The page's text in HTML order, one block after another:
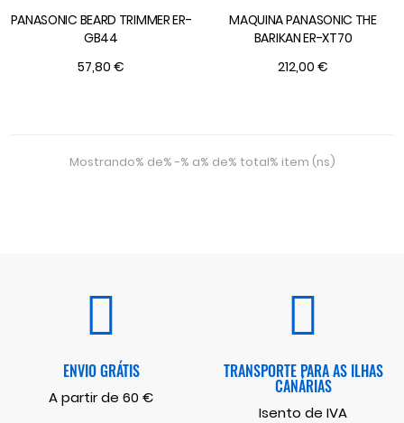
PANASONIC BEARD TRIMMER ER-
GB44
57,80 €
MAQUINA PANASONIC THE
BARIKAN ER-XT70
212,00 €
Mostrando% de% -% a% de% total% item (ns)
ENVIO GRÁTIS
A partir de 60 €
TRANSPORTE PARA AS ILHAS
CANÁRIAS
Isento de IVA